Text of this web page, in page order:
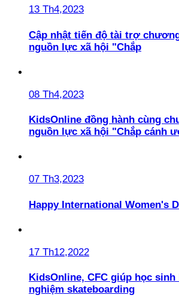
13 Th4,2023
Cập nhật tiến độ tài trợ
nguồn lực xã hội "Chắp
08 Th4,2023
KidsOnline đồng hành cùng
nguồn lực xã hội "Chắp cánh
07 Th3,2023
Happy International Women's
17 Th12,2022
KidsOnline, CFC giúp học
nghiệm skateboarding